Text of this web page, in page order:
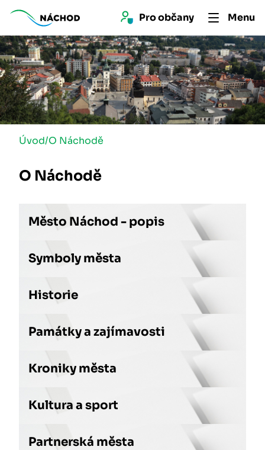
Pro občany Menu
Úvod/O Náchodě
O Náchodě
Město Náchod - popis
Symboly města
Historie
Památky a zajímavosti
Kroniky města
Kultura a sport
Partnerská města